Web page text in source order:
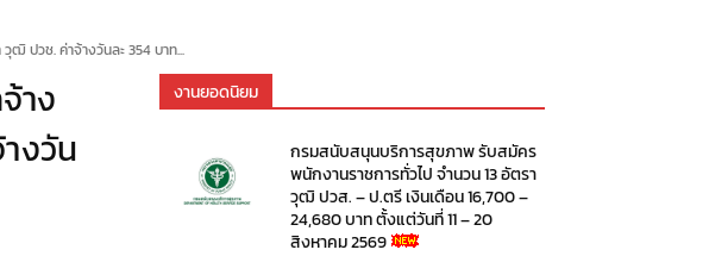
ฒิ ปวช. ค่าจ้างวันละ 354 บาท...
าง
งวัน
งานยอดนิยม
กรมสนับสนุนบริการสุขภาพ รับสมัคร
พนักงานราชการทั่วไป จำนวน 13 อัตรา
วุฒิ ปวส. – ป.ตรี เงินเดือน 16,700 –
24,680 บาท ตั้งแต่วันที่ 11 – 20
สิงหาคม 2569